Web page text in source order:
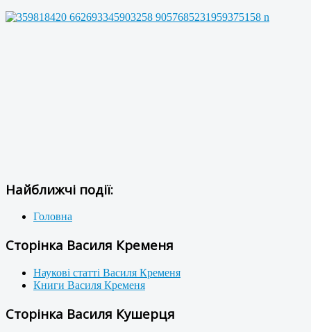
Найближчі події:
Головна
Сторінка Василя Кременя
Наукові статті Василя Кременя
Книги Василя Кременя
Сторінка Василя Кушерця